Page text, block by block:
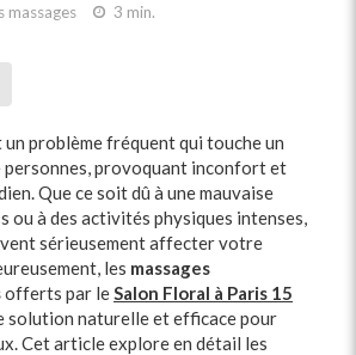
massages
3 min.
un problème fréquent qui touche un
personnes, provoquant inconfort et
Que ce soit dû à une mauvaise
ou à des activités physiques intenses,
sérieusement affecter votre
les massages
offerts par le Salon Floral à Paris 15
solution naturelle et efficace pour
Cet article explore en détail les